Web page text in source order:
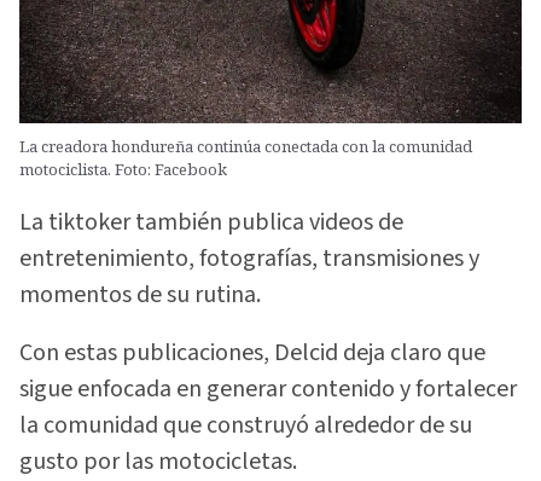
La creadora hondureña continúa conectada con la comunidad
motociclista. Foto: Facebook
La tiktoker también publica videos de
entretenimiento, fotografías, transmisiones y
momentos de su rutina.
Con estas publicaciones, Delcid deja claro que
sigue enfocada en generar contenido y fortalecer
la comunidad que construyó alrededor de su
gusto por las motocicletas.